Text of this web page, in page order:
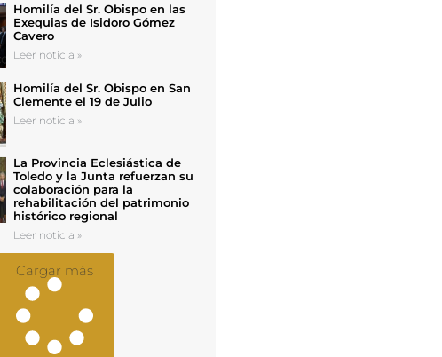
Homilía del Sr. Obispo en las
Exequias de Isidoro Gómez
Cavero
Leer noticia »
Homilía del Sr. Obispo en San
Clemente el 19 de Julio
Leer noticia »
La Provincia Eclesiástica de
Toledo y la Junta refuerzan su
colaboración para la
rehabilitación del patrimonio
histórico regional
Leer noticia »
Cargar más